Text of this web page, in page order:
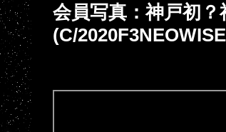
会員写真：神戸初
(C/